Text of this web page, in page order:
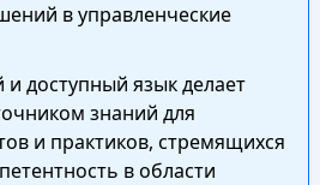
в управленческие
доступный язык делает
знаний для
и практиков, стремящихся
в области